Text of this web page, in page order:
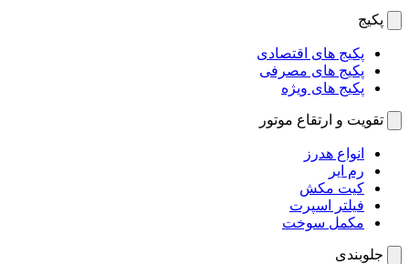
پکیج
پکیج های اقتصادی
پکیج های مصرفی
پکیج های ویژه
تقویت و ارتقاع موتور
انواع هدرز
رم ایر
کیت مکش
فیلتر اسپرت
مکمل سوخت
جلوبندی